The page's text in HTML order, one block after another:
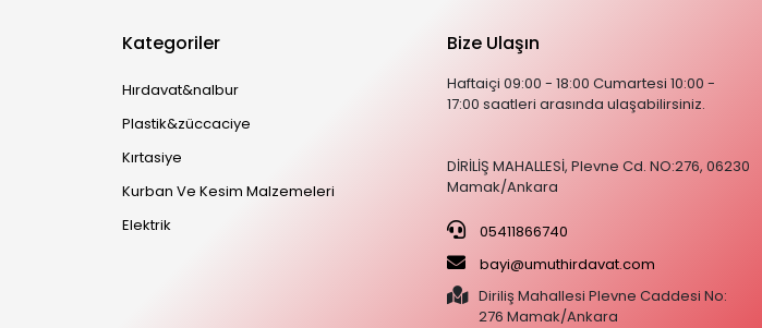
Kategoriler
Hırdavat&nalbur
Plastik&züccaciye
Kırtasiye
Kurban Ve Kesim Malzemeleri
Elektrik
Bize Ulaşın
Haftaiçi 09:00 - 18:00 Cumartesi 10:00 -
17:00 saatleri arasında ulaşabilirsiniz.
DİRİLİŞ MAHALLESİ, Plevne Cd. NO:276, 06230
Mamak/Ankara
05411866740
bayi@umuthirdavat.com
Diriliş Mahallesi Plevne Caddesi No:
276 Mamak/Ankara